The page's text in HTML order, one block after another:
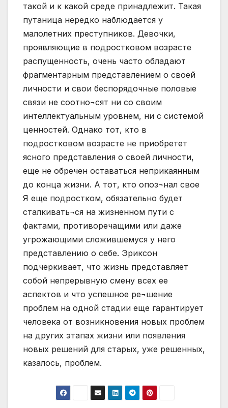
такой и к какой среде принадлежит. Такая
путаница нередко наблюдается у
малолетних преступников. Девочки,
проявляющие в подростковом возрасте
распущенность, очень часто обладают
фрагментарным представлением о своей
личности и свои беспорядочные половые
связи не соотно¬сят ни со своим
интеллектуальным уровнем, ни с системой
ценностей. Однако тот, кто в
подростковом возрасте не приобретет
ясного представления о своей личности,
еще не обречен оставаться неприкаянным
до конца жизни. А тот, кто опоз¬нал свое
Я еще подростком, обязательно будет
сталкивать¬ся на жизненном пути с
фактами, противоречащими или даже
угрожающими сложившемуся у него
представлению о себе. Эриксон
подчеркивает, что жизнь представляет
собой непрерывную смену всех ее
аспектов и что успешное ре¬шение
проблем на одной стадии еще гарантирует
человека от возникновения новых проблем
на других этапах жизни или появления
новых решений для старых, уже решенных,
казалось, проблем.